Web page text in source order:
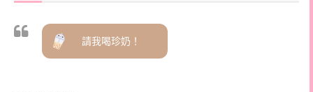
請我喝珍奶！